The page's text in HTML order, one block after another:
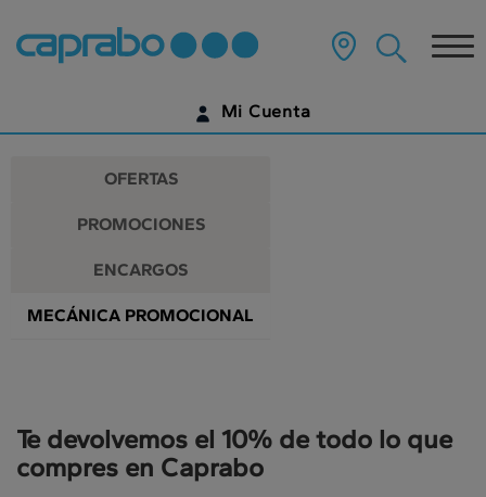
Promociones
y
descuentos
en
nuestros
supermercados
contenido
página
Mi Cuenta
¿AÚN NO TIENES UNA CUENTA DIGITAL?
OFERTAS
PROMOCIONES
ENCARGOS
MECÁNICA PROMOCIONAL
Te devolvemos el 10% de todo lo que
compres en Caprabo